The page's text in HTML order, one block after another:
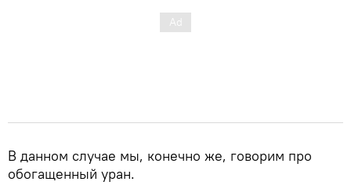
В данном случае мы, конечно же, говорим про
обогащенный уран.